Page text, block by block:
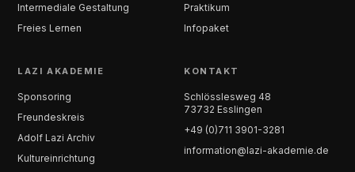
Intermediale Gestaltung
Freies Lernen
Praktikum
Infopaket
LAZI AKADEMIE
Sponsoring
Freundeskreis
Adolf Lazi Archiv
Kultureinrichtung
KONTAKT
Schlösslesweg 48
73732 Esslingen
+49 (0)711 3901-3281
information@lazi-akademie.de